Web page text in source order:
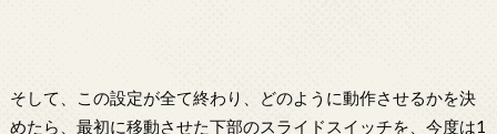
そして、この設定が全て終わり、どのように動作させるかを決
めたら、最初に移動させた下部のスライドスイッチを、今度は1